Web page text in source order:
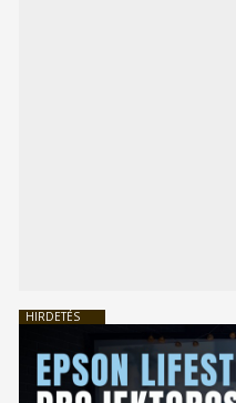
HIRDETÉS